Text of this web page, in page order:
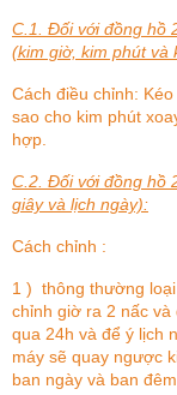
C.1. Đối với đồng hồ
(kim giờ, kim phút và
Cách điều chỉnh:
sao cho kim phút
hợp.
C.2. Đối với đồng hồ
giây và lịch ngày):
Cách chỉnh :
1 ) thông thường
chỉnh giờ ra 2 nấc và
qua 24h và để ý lịch
máy sẽ quay ngược
ban ngày và ban